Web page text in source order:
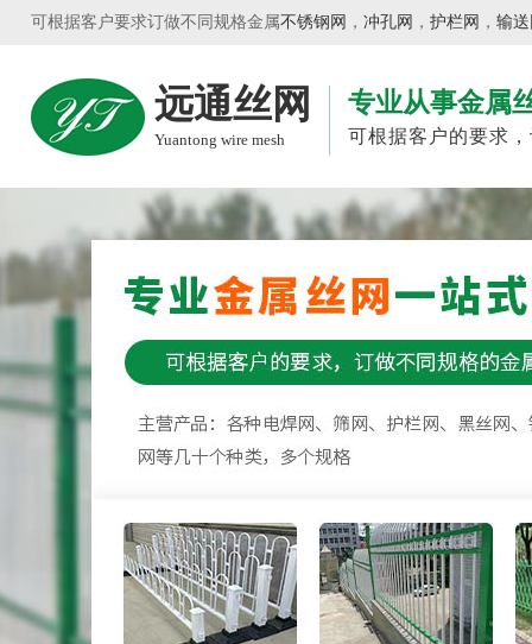
可根据客户要求订做不同规格金属不锈钢网 ， 冲孔网 ， 护栏网 ， 输
远通丝网
Yuantong wire mesh
专业从事金属
可根据客户的要求